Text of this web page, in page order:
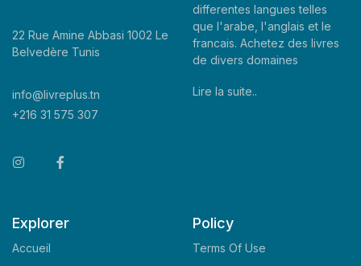
22 Rue Amine Abbasi 1002 Le
Belvedère Tunis
info@livreplus.tn
+216 31 575 307
differentes langues telles
que l'arabe, l'anglais et le
francais. Achetez des livres
de divers domaines
Lire la suite..
Explorer
Accueil
Policy
Terms Of Use